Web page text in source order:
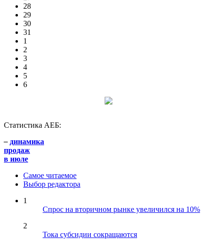
28
29
30
31
1
2
3
4
5
6
Статистика АЕБ:
– динамика
продаж
в июле
Самое читаемое
Выбор редактора
1
Спрос на вторичном рынке увеличился на 10%
2
Тока субсидии сокращаются